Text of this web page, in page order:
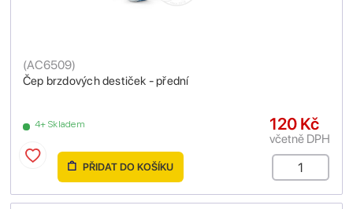
Čep brzdových destiček - přední
(AC6509)
4+ Skladem 120 Kč
včetně DPH
PŘIDAT DO KOŠÍKU